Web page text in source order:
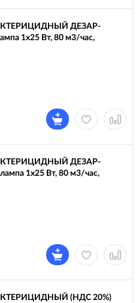
ДЕЗАР-
1х25 Вт, 80 м3/час,
ДЕЗАР-
1х25 Вт, 80 м3/час,
(НДС 20%)